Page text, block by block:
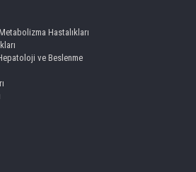
Hastalıkları
ve Beslenme